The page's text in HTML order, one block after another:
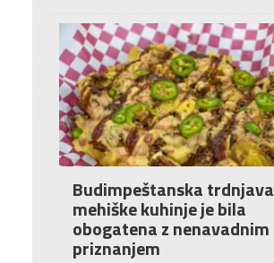
Budimpeštanska trdnjava
mehiške kuhinje je bila
obogatena z nenavadnim
priznanjem